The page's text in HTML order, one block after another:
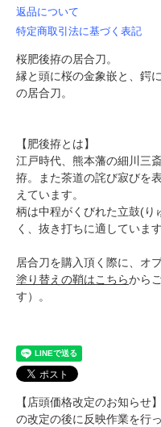
返品について
特定商取引法に基づく表記
桜肥後拵の居合刀。
縁と頭に桜の金象嵌と、鍔
の居合刀。
【肥後拵とは】
江戸時代、熊本藩の細川三
拵。また茶道の詫び寂びを
えています。
柄は中程がくびれた立鼓(り
く、抜き打ちに適しています
居合刀を購入頂く際に、オ
塗り替えの鞘はこちらから
す）。
【店頭価格改定のお知らせ
の改定の後に反映作業を行